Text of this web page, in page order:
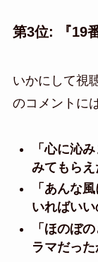
第3位: 『19
いかにして視
のコメントには
「心に沁
みてもらえ
「あんな
いればいい
「ほのぼ
ラマだった